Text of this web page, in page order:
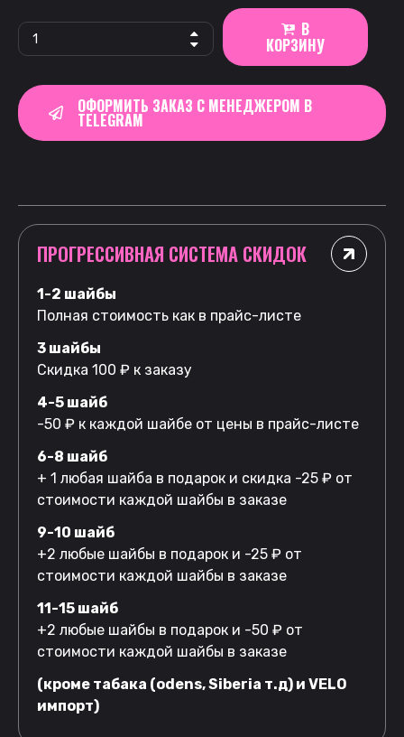
В
КОРЗИНУ
ОФОРМИТЬ ЗАКАЗ С МЕНЕДЖЕРОМ В
TELEGRAM
ПРОГРЕССИВНАЯ СИСТЕМА СКИДОК
1-2 шайбы
Полная стоимость как в прайс-листе
3 шайбы
Скидка 100 ₽ к заказу
4-5 шайб
-50 ₽ к каждой шайбе от цены в прайс-листе
6-8 шайб
+ 1 любая шайба в подарок и скидка -25 ₽ от
стоимости каждой шайбы в заказе
9-10 шайб
+2 любые шайбы в подарок и -25 ₽ от
стоимости каждой шайбы в заказе
11-15 шайб
+2 любые шайбы в подарок и -50 ₽ от
стоимости каждой шайбы в заказе
(кроме табака (odens, Siberia т.д) и VELO
импорт)